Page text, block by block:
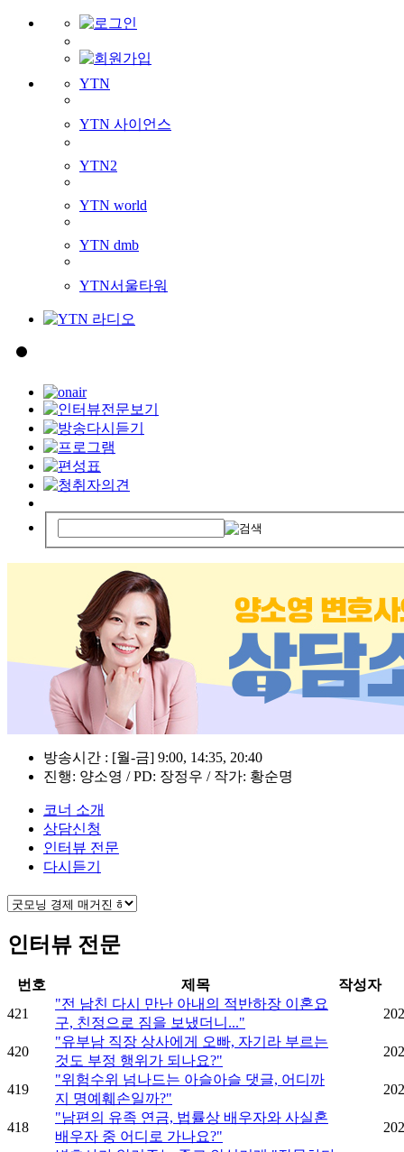
YTN
YTN 사이언스
YTN2
YTN world
YTN dmb
YTN서울타워
방송시간 : [월-금] 9:00, 14:35, 20:40
진행: 양소영 / PD: 장정우 / 작가: 황순명
코너 소개
상담신청
인터뷰 전문
다시듣기
인터뷰 전문
번호 제목
작성자
421
"전 남친 다시 만난 아내의 적반하장 이혼요
구, 친정으로 짐을 보냈더니..."
420
"유부남 직장 상사에게 오빠, 자기라 부르는
것도 부정 행위가 되나요?"
419
"위험수위 넘나드는 아슬아슬 댓글, 어디까
지 명예훼손일까?"
418
"남편의 유족 연금, 법률상 배우자와 사실혼
배우자 중 어디로 가나요?"